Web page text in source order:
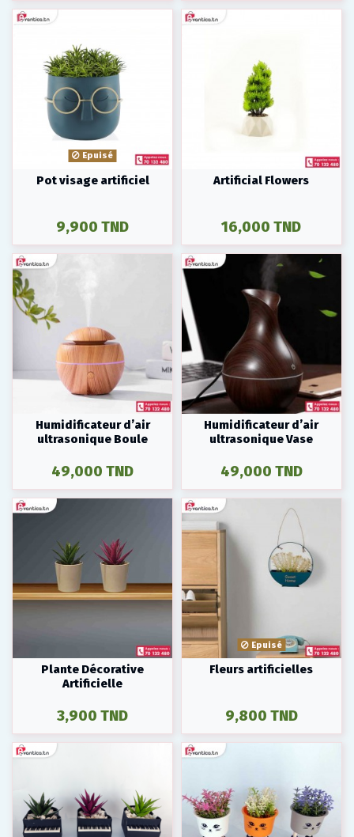
Epuisé
Pot visage artificiel
9,900 TND
Artificial Flowers
16,000 TND
Humidificateur d’air
ultrasonique Boule
49,000 TND
Humidificateur d’air
ultrasonique Vase
49,000 TND
Plante Décorative
Artificielle
3,900 TND
Epuisé
Fleurs artificielles
9,800 TND